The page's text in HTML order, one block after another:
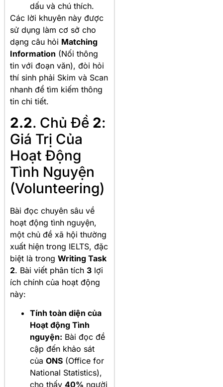
dấu và chú thích.
Các lời khuyên này được
sử dụng làm cơ sở cho
dạng câu hỏi Matching
Information (Nối thông
tin với đoạn văn), đòi hỏi
thí sinh phải Skim và Scan
nhanh để tìm kiếm thông
tin chi tiết.
2.2. Chủ Đề 2:
Giá Trị Của
Hoạt Động
Tình Nguyện
(Volunteering)
Bài đọc chuyên sâu về
hoạt động tình nguyện,
một chủ đề xã hội thường
xuất hiện trong IELTS, đặc
biệt là trong Writing Task
2. Bài viết phân tích 3 lợi
ích chính của hoạt động
này:
Tính toàn diện của
Hoạt động Tình
nguyện: Bài đọc đề
cập đến khảo sát
của ONS (Office for
National Statistics),
cho thấy 40% người